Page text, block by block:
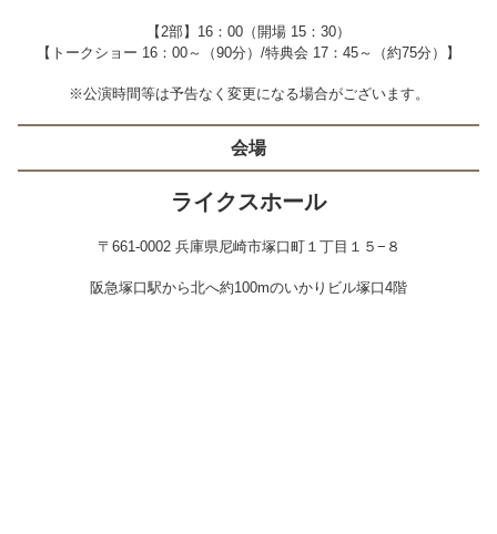
【2部】16：00（開場 15：30）
【トークショー 16：00～（90分）/特典会 17：45～（約75分）】
※公演時間等は予告なく変更になる場合がございます。
会場
ライクスホール
〒661-0002 兵庫県尼崎市塚口町１丁目１５−８
阪急塚口駅から北へ約100mのいかりビル塚口4階